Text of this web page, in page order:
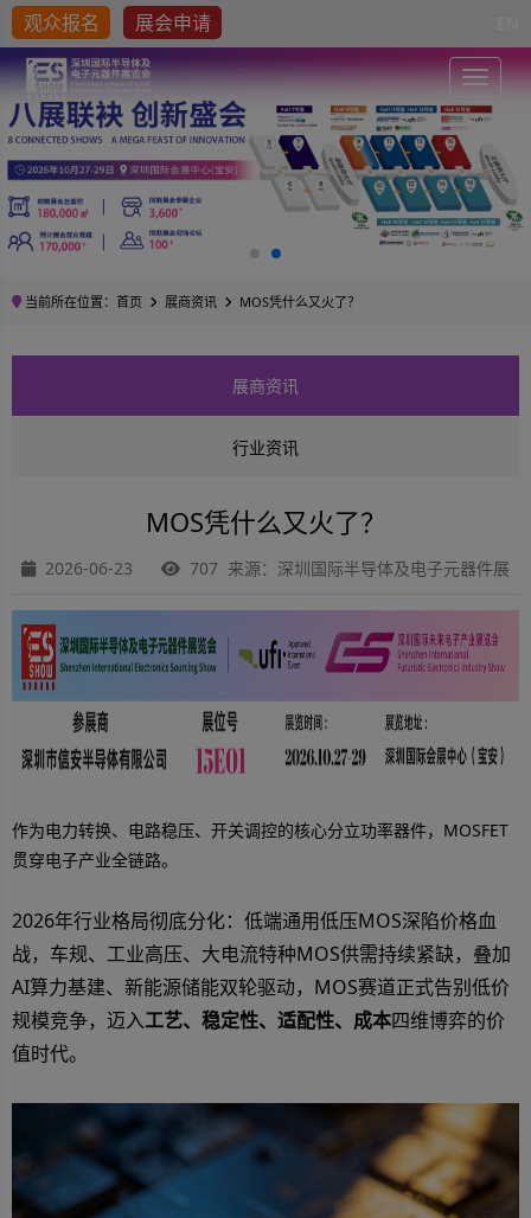
观众报名 展会申请
当前所在位置： 首页 展商资讯 MOS凭什么又火了？
展商资讯
行业资讯
MOS凭什么又火了？
2026-06-23 707 来源：深圳国际半导体及电子元器件展
作为电力转换、电路稳压、开关调控的核心分立功率器件，MOSFET
贯穿电子产业全链路。
2026年行业格局彻底分化：低端通用低压MOS深陷价格血
战，车规、工业高压、大电流特种MOS供需持续紧缺，叠加
AI算力基建、新能源储能双轮驱动，MOS赛道正式告别低价
规模竞争，迈入工艺、稳定性、适配性、成本四维博弈的价
值时代。